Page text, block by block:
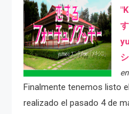
Finalmente tenemos listo
realizado el pasado 4 de